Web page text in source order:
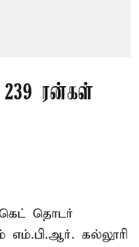
ரன்கள்
தொடர்
கல்லூரி